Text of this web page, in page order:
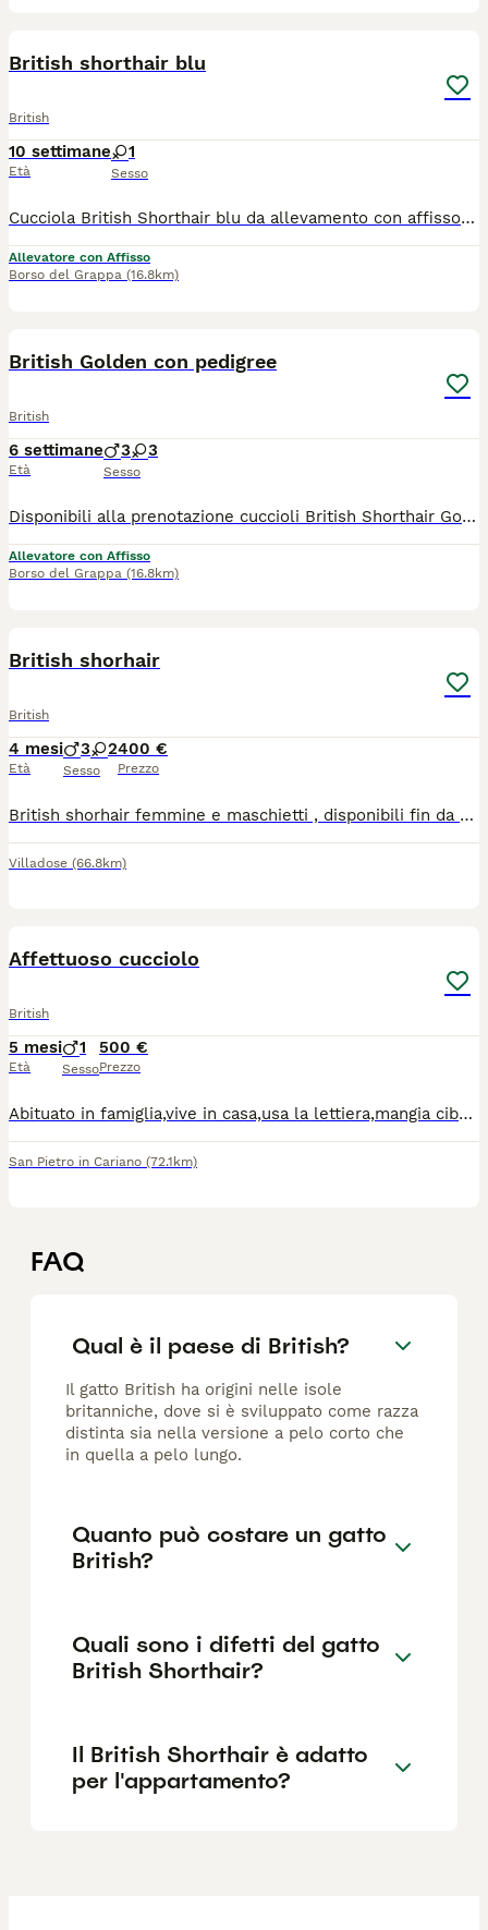
British shorthair blu
British
10 settimane
Età
1
Sesso
Cucciola British Shorthair blu da allevamento con affisso sarà ceduta con pedigree ANFI, doppio ciclo vaccinale, sverminata, copia dei test genetici dei genitori esenti dalla patologia genetica della razza (rene policistico), esente da FIV e FeLV, contratto di cessione, libretto sanitario, certificato di buona salute del veterinario, passaggio di proprietà e antiparassitario esterno Stronghold. Dolcissima, affettuosa, abituata a lettiera e tiragraffi.
Allevatore con Affisso
Borso del Grappa (16.8km)
British Golden con pedigree
British
6 settimane
Età
3 3
Sesso
Disponibili alla prenotazione cuccioli British Shorthair Golden da allevamento con affisso. I cuccioli saranno ceduti con pedigree ANFI, doppio ciclo vaccinale, sverminati, copia dei test genetici dei genitori esenti dalla patologia genetica della razza (rene policistico), esenti da FIV e FeLV, contratto di cessione, libretto sanitario, certificato di buona salute del veterinario, passaggio di proprietà e antiparassitario esterno Stronghold. Dolcissimi, affettuosi, abituati a lettiera e tiragraffi.
Allevatore con Affisso
Borso del Grappa (16.8km)
British shorhair
British
4 mesi
Età
3 2
Sesso
400 €
Prezzo
British shorhair femmine e maschietti , disponibili fin da subito con libretto sanitario vaccino e sverminazione . Abbiamo due colori , blu e lillac.
Villadose (66.8km)
Affettuoso cucciolo
British
5 mesi
Età
1
Sesso
500 €
Prezzo
Abituato in famiglia,vive in casa,usa la lettiera,mangia cibo in umido e croccantini. Cerca una nuova famiglia che lo ami e li offre il calore di cui ha bisogno. Dorme a letto,gioca tantissimo. Per più info e trattative chiamate o scrivete al numero 3297179069 loray1@gmx.com Diana
San Pietro in Cariano (72.1km)
FAQ
Qual è il paese di British?
Il gatto British ha origini nelle isole
britanniche, dove si è sviluppato come razza
distinta sia nella versione a pelo corto che
in quella a pelo lungo.
Quanto può costare un gatto
British?
Quali sono i difetti del gatto
British Shorthair?
Il British Shorthair è adatto
per l'appartamento?